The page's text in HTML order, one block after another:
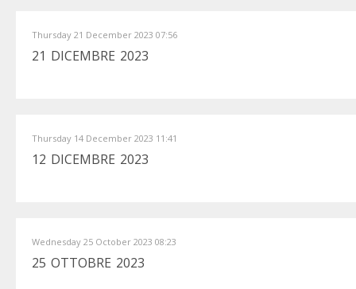
Thursday 21 December 2023 07:56
21 DICEMBRE 2023
Thursday 14 December 2023 11:41
12 DICEMBRE 2023
Wednesday 25 October 2023 08:23
25 OTTOBRE 2023